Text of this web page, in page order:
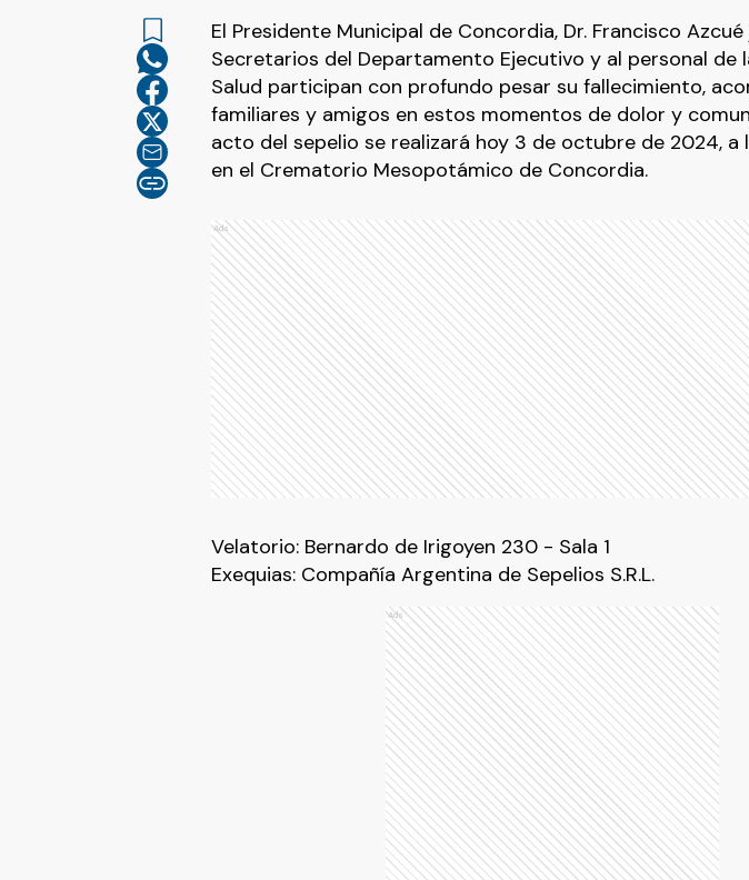
El Presidente Municipal de Concordia, Dr. Francisco
Secretarios del Departamento Ejecutivo y al personal de
Salud participan con profundo pesar su fallecimiento,
familiares y amigos en estos momentos de dolor y
acto del sepelio se realizará hoy 3 de octubre de 2024, a
en el Crematorio Mesopotámico de Concordia.
Ads
Velatorio: Bernardo de Irigoyen 230 - Sala 1
Exequias: Compañía Argentina de Sepelios S.R.L.
Ads